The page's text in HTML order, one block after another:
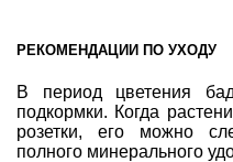
РЕКОМЕНДАЦИИ ПО УХОДУ
В период цветения
подкормки. Когда
розетки, его можно
полного минерального